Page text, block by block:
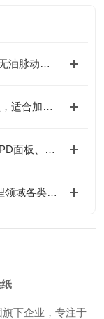
柔性之力：YAMADA雅玛达隔膜泵如何以无油脉动驱动精密流体世界
IWAKI 易威奇定量泵EJ 系列，通用经济型，适合加药场景
MORITEX茉丽特线扫成像系统｜PCB、FPD面板、光学玻璃高精度工业检测应用
日本IWAKI易威奇EHN系列泵可满足水处理领域各类化学药液的加药需求
下企业，专注于